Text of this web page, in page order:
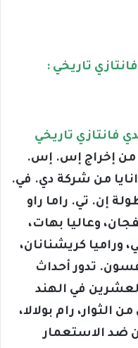
فانتازي تاريخي
باللغة التيلجو صدر عام 2022 من إخراج إس. إس.
من شركة دي. في.
إن. تي. راما راو
وعاليا بهات،
وراميا كريشنانان،
تدور أحداث
في الهند
الثوار، رام بولالا،
ضد الاستعمار